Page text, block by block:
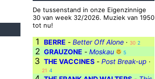
De tussenstand in onze Eigenzinnige
30 van week 32/2026. Muziek van 1950
tot nu!
1 BERRE - Better Off Alone · 30 2
2 GRAUZONE - Moskau 5
3 THE VACCINES - Post Break-up ·
21 4